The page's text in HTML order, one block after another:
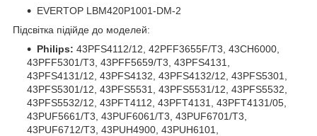
EVERTOP LBM420P1001-DM-2
Підсвітка підійде до моделей:
Philips: 43PFS4112/12, 42PFF3655F/T3, 43CH6000,
43PFF5301/T3, 43PFF5659/T3, 43PFS4131,
43PFS4131/12, 43PFS4132, 43PFS4132/12, 43PFS5301,
43PFS5301/12, 43PFS5531, 43PFS5531/12, 43PFS5532,
43PFS5532/12, 43PFT4112, 43PFT4131, 43PFT4131/05,
43PUF5661/T3, 43PUF6061/T3, 43PUF6701/T3,
43PUF6712/T3, 43PUH4900, 43PUH6101,